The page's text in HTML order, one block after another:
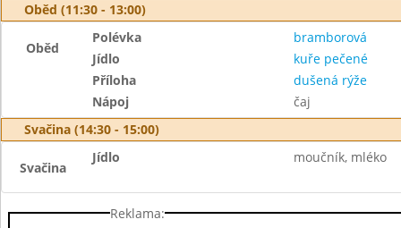
Oběd (11:30 - 13:00)
Oběd
Polévka
bramborová
Jídlo
kuře pečené
Příloha
dušená rýže
Nápoj
čaj
Svačina (14:30 - 15:00)
Svačina
Jídlo moučník, mléko
Reklama: